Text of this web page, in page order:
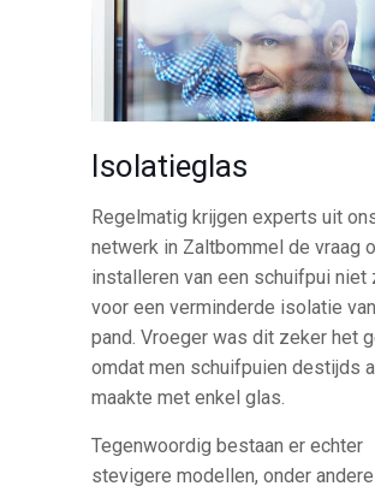
Isolatieglas
Regelmatig krijgen experts uit
netwerk in Zaltbommel de vraag
installeren van een schuifpui niet
voor een verminderde isolatie
pand. Vroeger was dit zeker het
omdat men schuifpuien destijds
maakte met enkel glas.
Tegenwoordig bestaan er echter
stevigere modellen, onder